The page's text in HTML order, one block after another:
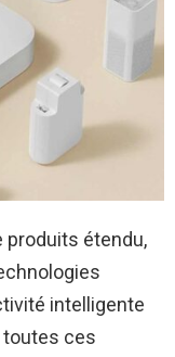
produits étendu,
intelligente
ces